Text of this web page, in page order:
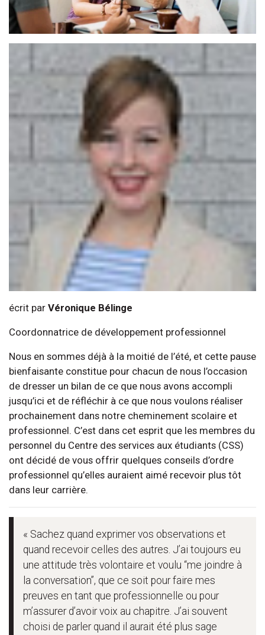
écrit par Véronique Bélinge
Coordonnatrice de développement professionnel
Nous en sommes déjà à la moitié de l’été, et cette pause
bienfaisante constitue pour chacun de nous l’occasion
de dresser un bilan de ce que nous avons accompli
jusqu’ici et de réfléchir à ce que nous voulons réaliser
prochainement dans notre cheminement scolaire et
professionnel. C’est dans cet esprit que les membres du
personnel du Centre des services aux étudiants (CSS)
ont décidé de vous offrir quelques conseils d’ordre
professionnel qu’elles auraient aimé recevoir plus tôt
dans leur carrière.
« Sachez quand exprimer vos observations et
quand recevoir celles des autres. J’ai toujours eu
une attitude très volontaire et voulu “me joindre à
la conversation”, que ce soit pour faire mes
preuves en tant que professionnelle ou pour
m’assurer d’avoir voix au chapitre. J’ai souvent
choisi de parler quand il aurait été plus sage